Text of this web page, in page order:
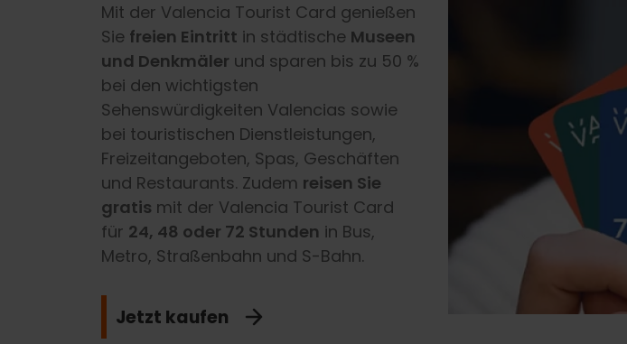
Mit der Valencia Tourist Card genießen
Sie freien Eintritt in städtische Museen
und Denkmäler und sparen bis zu 50 %
bei den wichtigsten
Sehenswürdigkeiten Valencias sowie
bei touristischen Dienstleistungen,
Freizeitangeboten, Spas, Geschäften
und Restaurants. Zudem reisen Sie
gratis mit der Valencia Tourist Card
für 24, 48 oder 72 Stunden in Bus,
Metro, Straßenbahn und S-Bahn.
Jetzt kaufen